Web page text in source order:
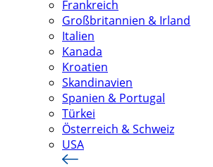
Frankreich
Großbritannien & Irland
Italien
Kanada
Kroatien
Skandinavien
Spanien & Portugal
Türkei
Österreich & Schweiz
USA